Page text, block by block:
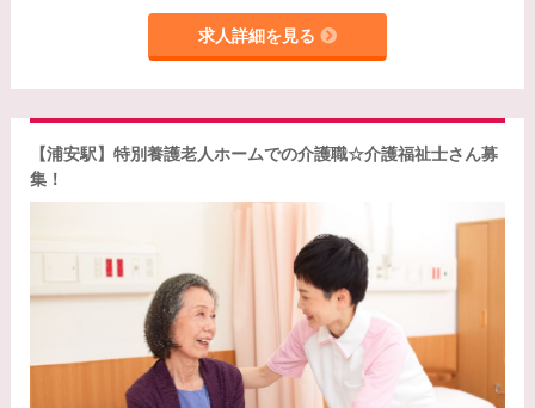
求人詳細を見る
【浦安駅】特別養護老人ホームでの介護職☆介護福祉士さん募
集！